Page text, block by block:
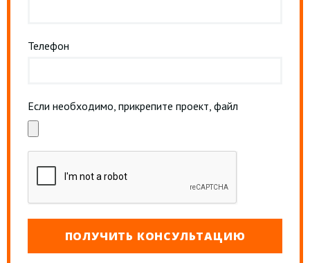
Телефон
Если необходимо, прикрепите проект, файл